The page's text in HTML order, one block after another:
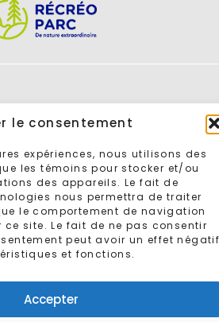
le consentement
expériences, nous utilisons des
les témoins pour stocker et/ou
des appareils. Le fait de
nous permettra de traiter
le comportement de navigation
ce site. Le fait de ne pas consentir
peut avoir un effet
et fonctions.
Accepter
POUR VOUS INSCRIRE À L'INFOLETTRE
Récréoparc Conçu parGaspard